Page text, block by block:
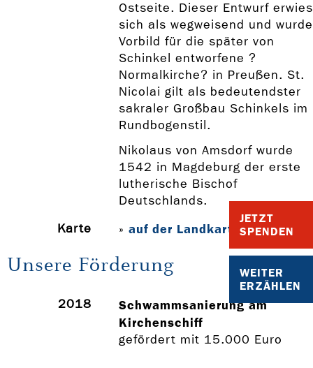
JETZT
SPENDEN
WEITER
ERZÄHLEN
Ostseite. Dieser Entwurf erwies
sich als wegweisend und wurde
Vorbild für die später von
Schinkel entworfene ?
Normalkirche? in Preußen. St.
Nicolai gilt als bedeutendster
sakraler Großbau Schinkels im
Rundbogenstil.
Nikolaus von Amsdorf wurde
1542 in Magdeburg der erste
lutherische Bischof
Deutschlands.
Karte
» auf der Landkarte anzeigen
Unsere Förderung
2018
Schwammsanierung am
Kirchenschiff
gefördert mit 15.000 Euro